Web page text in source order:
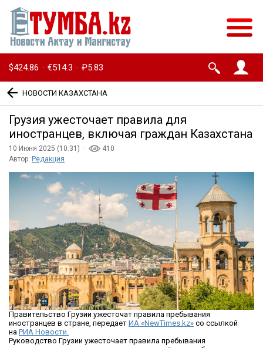
$424.86 · €514.3 · ₽5.83
НОВОСТИ КАЗАХСТАНА
Грузия ужесточает правила для
иностранцев, включая граждан Казахстана
10 Июня 2025 (10:31) ·
410
Автор: Редакция
Правительство Грузии ужесточат правила пребывания
иностранцев в стране, передает ИА «NewTimes.kz» со ссылкой
на РИА Новости.
Руководство Грузии ужесточает правила пребывания